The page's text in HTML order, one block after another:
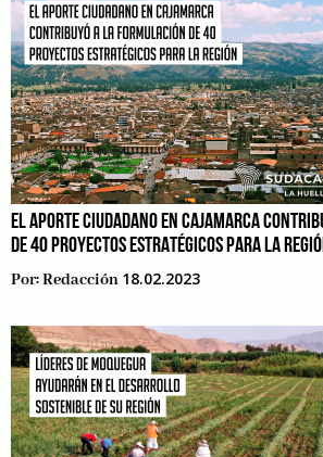
EL APORTE CIUDADANO EN CAJAMARCA
DE 40 PROYECTOS ESTRATÉGICOS PARA LA
Por:Redacción 18.02.2023